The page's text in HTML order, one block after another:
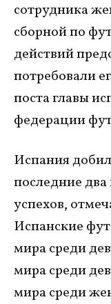
сотрудника
сборной по
действий
потребовали
поста главы
федерации
Испания
последние
успехов,
Испанские
мира среди
мира среди
мира среди